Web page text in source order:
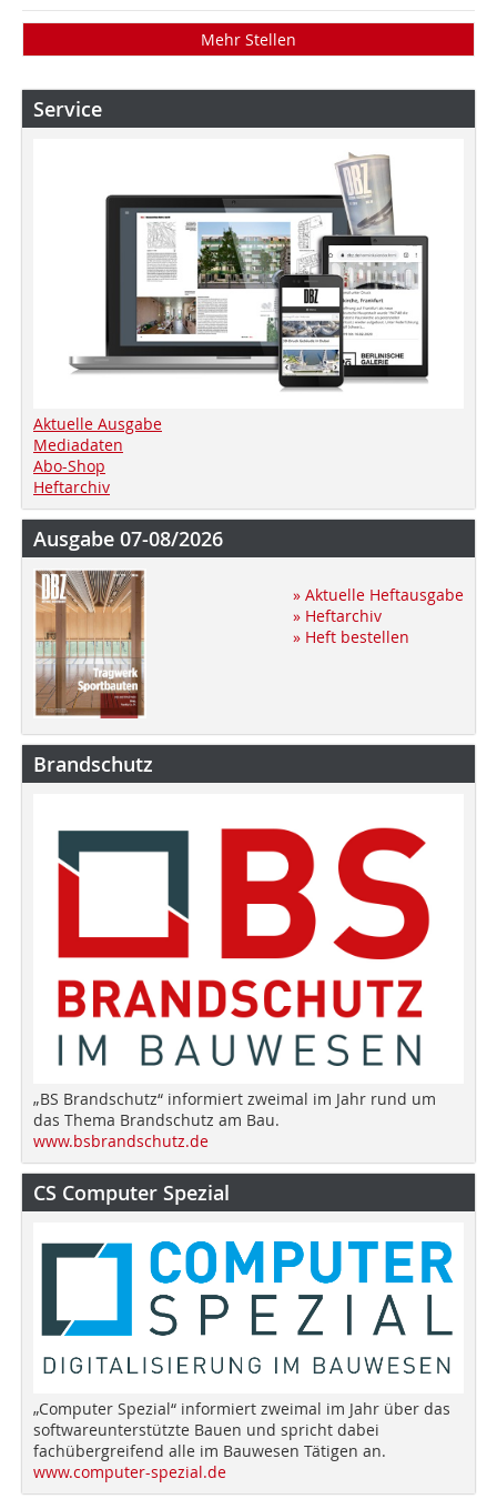
Mehr Stellen
Service
Aktuelle Ausgabe
Mediadaten
Abo-Shop
Heftarchiv
Ausgabe 07-08/2026
» Aktuelle Heftausgabe
» Heftarchiv
» Heft bestellen
Brandschutz
„BS Brandschutz“ informiert zweimal im Jahr rund um
das Thema Brandschutz am Bau.
www.bsbrandschutz.de
CS Computer Spezial
„Computer Spezial“ informiert zweimal im Jahr über das
softwareunterstützte Bauen und spricht dabei
fachübergreifend alle im Bauwesen Tätigen an.
www.computer-spezial.de